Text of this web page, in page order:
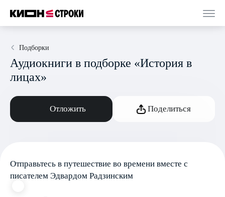
Подборки
Аудиокниги в подборке «История в
лицах»
Отложить Поделиться
Отправьтесь в путешествие во времени вместе с
писателем Эдвардом Радзинским